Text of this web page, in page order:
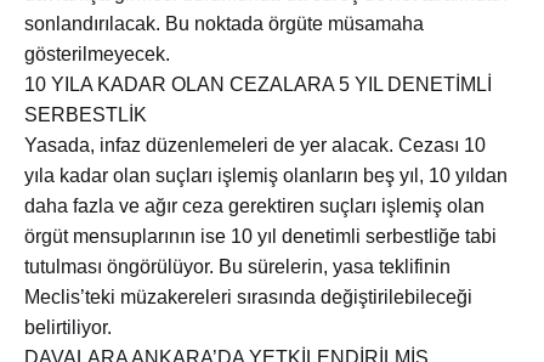
sonlandırılacak. Bu noktada örgüte müsamaha
gösterilmeyecek.
10 YILA KADAR OLAN CEZALARA 5 YIL DENETİMLİ
SERBESTLİK
Yasada, infaz düzenlemeleri de yer alacak. Cezası 10
yıla kadar olan suçları işlemiş olanların beş yıl, 10 yıldan
daha fazla ve ağır ceza gerektiren suçları işlemiş olan
örgüt mensuplarının ise 10 yıl denetimli serbestliğe tabi
tutulması öngörülüyor. Bu sürelerin, yasa teklifinin
Meclis’teki müzakereleri sırasında değiştirilebileceği
belirtiliyor.